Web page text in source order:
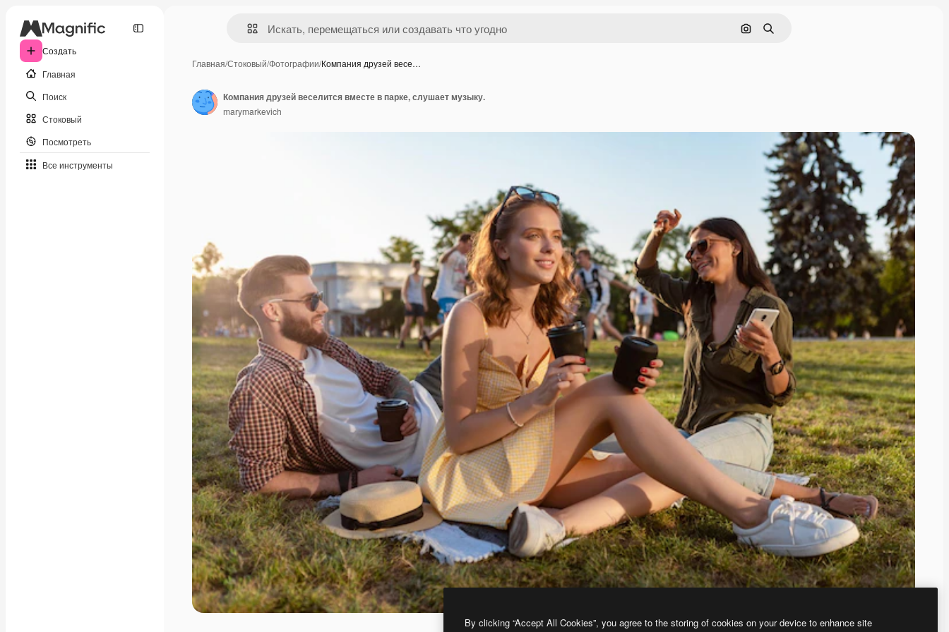
Создать
Главная
Поиск
Стоковый
Посмотреть
Все инструменты
Поиск по изображению
Поиск
Главная/Стоковый/Фотографии/Компания друзей весе…
Компания друзей веселится вместе в парке, слушает музыку.
marymarkevich
By clicking “Accept All Cookies”, you agree to the storing of cookies on your device to enhance site